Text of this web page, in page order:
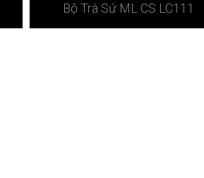
Bộ Trà Sứ ​ML CS LC111